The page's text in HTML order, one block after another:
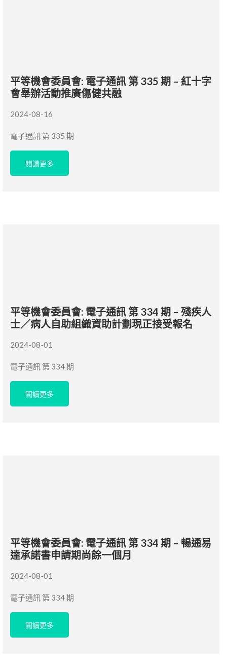
平等機會委員會: 電子通訊 第 335 期 – 紅十字
會舉辦活動推廣傷健共融
2024-08-16
電子通訊 第 335 期
閱讀更多
平等機會委員會: 電子通訊 第 334 期 – 殘疾人
士／病人自助組織資助計劃現正接受報名
2024-08-01
電子通訊 第 334 期
閱讀更多
平等機會委員會: 電子通訊 第 334 期 – 暢通易
達承諾書申請期尚餘一個月
2024-08-01
電子通訊 第 334 期
閱讀更多